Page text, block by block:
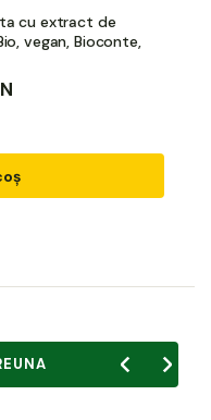
cu extract de
vegan, Bioconte,